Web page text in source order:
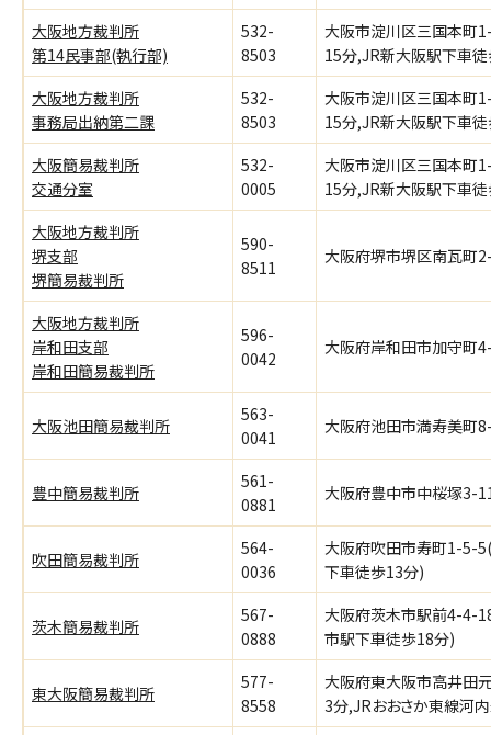
大阪地方裁判所
第14民事部(執行部)
532-
8503
大阪市淀川区三国本町
15分,JR新大阪駅下車
大阪地方裁判所
事務局出納第二課
532-
8503
大阪市淀川区三国本町
15分,JR新大阪駅下車
大阪簡易裁判所
交通分室
532-
0005
大阪市淀川区三国本町
15分,JR新大阪駅下車
大阪地方裁判所
堺支部
堺簡易裁判所
590-
8511
大阪府堺市堺区南瓦町
大阪地方裁判所
岸和田支部
岸和田簡易裁判所
596-
0042
大阪府岸和田市加守町
大阪池田簡易裁判所
563-
0041
大阪府池田市満寿美町
豊中簡易裁判所
561-
0881
大阪府豊中市中桜塚3-
吹田簡易裁判所
564-
0036
大阪府吹田市寿町1-5-
下車徒歩13分)
茨木簡易裁判所
567-
0888
大阪府茨木市駅前4-4-
市駅下車徒歩18分)
東大阪簡易裁判所
577-
8558
大阪府東大阪市高井田
3分,JRおおさか東線河